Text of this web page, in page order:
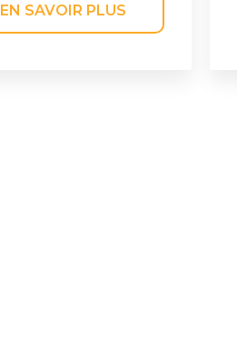
EN SAVOIR PLUS